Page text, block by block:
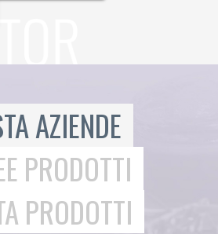
AZIENDE
PRODOTTI
PRODOTTI